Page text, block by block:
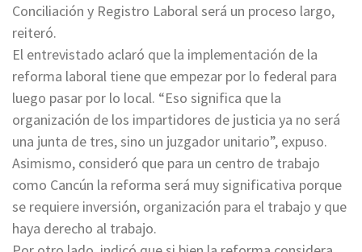
Conciliación y Registro Laboral será un proceso largo,
reiteró.
El entrevistado aclaró que la implementación de la
reforma laboral tiene que empezar por lo federal para
luego pasar por lo local. “Eso significa que la
organización de los impartidores de justicia ya no será
una junta de tres, sino un juzgador unitario”, expuso.
Asimismo, consideró que para un centro de trabajo
como Cancún la reforma será muy significativa porque
se requiere inversión, organización para el trabajo y que
haya derecho al trabajo.